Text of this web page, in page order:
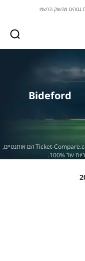
גבוהים מהשוק הרשמי.
Bideford
כל הכרטיסים לFalmouth Town נגד Bideford באתר Ticket-Compare.com הם אותנטיים,
100%.